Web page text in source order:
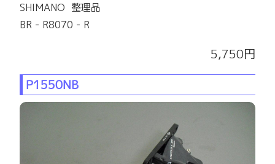
SHIMANO 整理品
BR - R8070 - R
5,750円
P1550NB